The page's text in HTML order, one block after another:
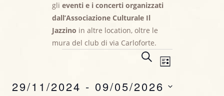
gli eventi e i concerti organizzati
dall’Associazione Culturale Il
Jazzino in altre location, oltre le
mura del club di via Carloforte.
Eventi
E
v
C
C
E
L
S
29/11/2024 - 09/05/2026